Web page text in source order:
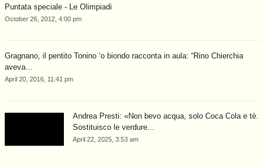
Puntata speciale - Le Olimpiadi
October 26, 2012, 4:00 pm
Gragnano, il pentito Tonino ‘o biondo racconta in aula: “Rino Chierchia
aveva...
April 20, 2016, 11:41 pm
Andrea Presti: «Non bevo acqua, solo Coca Cola e tè.
Sostituisco le verdure...
April 22, 2025, 3:53 am